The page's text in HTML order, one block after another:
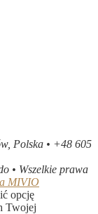
Polska • +48 605
• Wszelkie prawa
MIVIO
opcję
Twojej